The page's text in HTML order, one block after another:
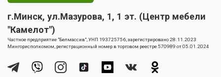
г.Минск, ул.Мазурова, 1, 1 эт. (Центр мебели
"Камелот")
Частное предприятие "Белмассив", УНП 193725756, зарегистрировано 28.11.2023
Мингорисполкомом, регистрационный номер в торговом реестре 570989 от 05.01.2024